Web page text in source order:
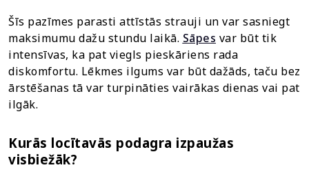
Šīs pazīmes parasti attīstās strauji un var sasniegt
maksimumu dažu stundu laikā. Sāpes var būt tik
intensīvas, ka pat viegls pieskāriens rada
diskomfortu. Lēkmes ilgums var būt dažāds, taču bez
ārstēšanas tā var turpināties vairākas dienas vai pat
ilgāk.
Kurās locītavās podagra izpaužas
visbiežāk?